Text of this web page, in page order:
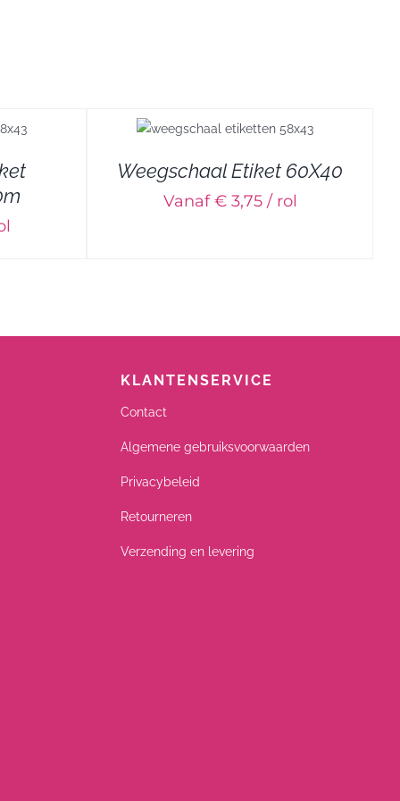
Weegschaal Etiket 60X40
Vanaf € 3,75 / rol
KLANTENSERVICE
Contact
Algemene gebruiksvoorwaarden
Privacybeleid
Retourneren
Verzending en levering